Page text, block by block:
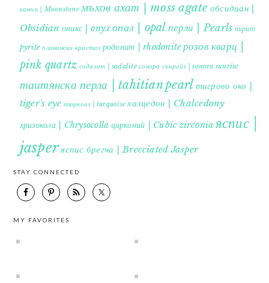
камък | Moonstone мъхов ахат | moss agate обсидиан |
Obsidian оникс | onyxопал | opal перли | Pearls пирит |
pyrite планински кристал родонит | rhodonite розов кварц |
pink quartz содалит | sodalite сонора сънрайз | sonora sunrise
таитянска перла | tahitian pearl тигрово око |
tiger's eye тюркоаз | turquoise халцедон | Chalcedony
хризокола | Chrysocolla цирконий | Cubic zirconia яспис |
jasperяспис брегча | Brecciated Jasper
STAY CONNECTED
MY FAVORITES